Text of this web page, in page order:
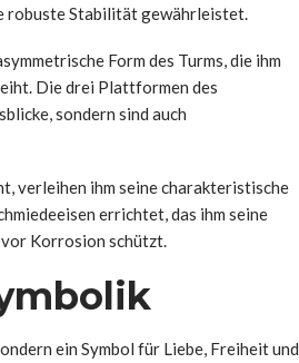
robuste Stabilität gewährleistet.
Form des Turms, die ihm
Die drei Plattformen des
sondern sind auch
verleihen ihm seine charakteristische
errichtet, das ihm seine
Korrosion schützt.
ein Symbol für Liebe, Freiheit und